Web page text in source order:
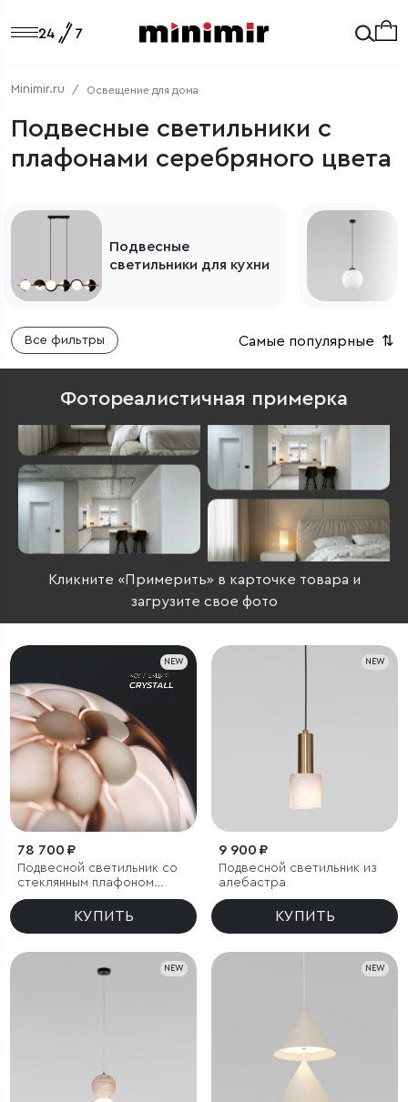
Minimir.ru Освещение для дома
Подвесные светильники с
плафонами серебряного цвета
Подвесные
светильники для кухни
Все фильтры Самые популярные ⇅
Фотореалистичная примерка
Кликните «Примерить» в карточке товара и
загрузите свое фото
NEW
78 700 ₽
Подвесной светильник со
стеклянным плафоном
ручной работы
КУПИТЬ
NEW
9 900 ₽
Подвесной светильник из
алебастра
КУПИТЬ
NEW NEW